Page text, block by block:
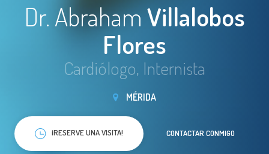
Dr. AbrahamVillalobos
Flores
Cardiólogo, Internista
MÉRIDA
¡RESERVE UNA VISITA! CONTACTAR CONMIGO